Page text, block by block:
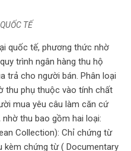
TẾ
quốc tế, phương thức nhờ
trình ngân hàng thu hộ
trả cho người bán. Phân loại
thu phụ thuộc vào tính chất
mua yêu câu làm căn cứ
thu bao gồm hai loại:
Collection): Chỉ chứng từ
kèm chứng từ ( Documentary